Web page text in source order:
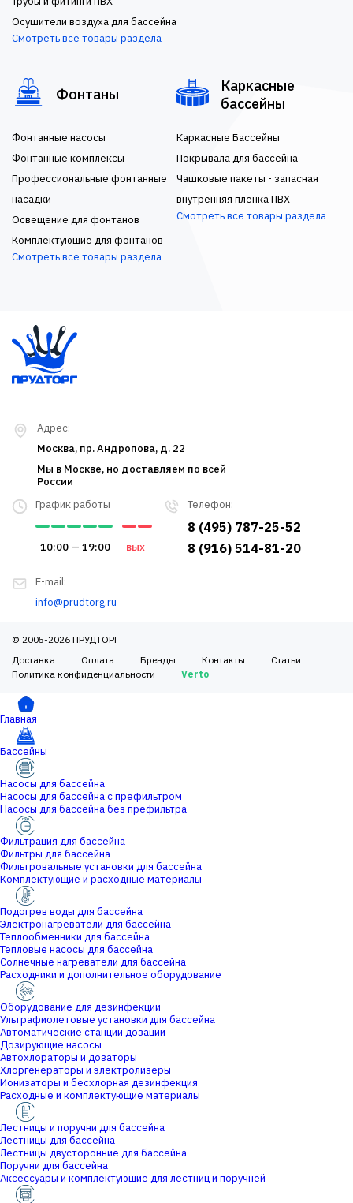
Осушители воздуха для бассейна
Смотреть все товары раздела
Фонтаны
Фонтанные насосы
Фонтанные комплексы
Профессиональные фонтанные
насадки
Освещение для фонтанов
Комплектующие для фонтанов
Смотреть все товары раздела
Каркасные
бассейны
Каркасные Бассейны
Покрывала для бассейна
Чашковые пакеты - запасная
внутренняя пленка ПВХ
Смотреть все товары раздела
Телефон:
8 (495) 787-25-52
8 (916) 514-81-20
График работы
10:00 — 19:00 вых
E-mail:
info@prudtorg.ru
Адрес:
Москва, пр. Андропова, д. 22
Мы в Москве, но доставляем по всей
России
© 2005-2026 ПРУДТОРГ
Доставка
Оплата Бренды Контакты
Статьи
Политика конфиденциальности
Verto
Главная
Бассейны
Насосы для бассейна
Насосы для бассейна с префильтром
Насосы для бассейна без префильтра
Фильтрация для бассейна
Фильтры для бассейна
Фильтровальные установки для бассейна
Комплектующие и расходные материалы
Подогрев воды для бассейна
Электронагреватели для бассейна
Теплообменники для бассейна
Тепловые насосы для бассейна
Солнечные нагреватели для бассейна
Расходники и дополнительное оборудование
Оборудование для дезинфекции
Ультрафиолетовые установки для бассейна
Автоматические станции дозации
Дозирующие насосы
Автохлораторы и дозаторы
Хлоргенераторы и электролизеры
Ионизаторы и бесхлорная дезинфекция
Расходные и комплектующие материалы
Лестницы и поручни для бассейна
Лестницы для бассейна
Лестницы двусторонние для бассейна
Поручни для бассейна
Аксессуары и комплектующие для лестниц и поручней